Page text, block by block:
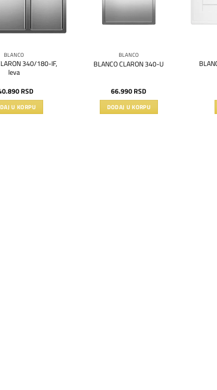
BLANCO
340/180-IF,
leva
RSD
U KORPU
BLANCO
BLANCO CLARON 340-U
66.990RSD
DODAJ U KORPU